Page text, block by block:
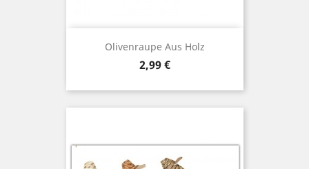
Olivenraupe Aus Holz
Preis
2,99 €